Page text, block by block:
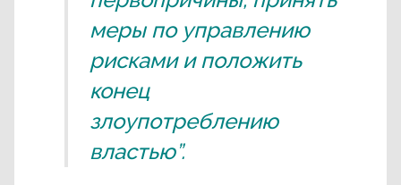
меры по управлению
рисками и положить
конец
злоупотреблению
властью”.